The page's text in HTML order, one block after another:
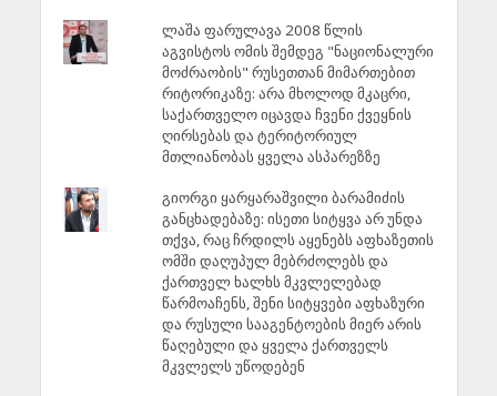
ლაშა ფარულავა 2008 წლის
აგვისტოს ომის შემდეგ "ნაციონალური
მოძრაობის" რუსეთთან მიმართებით
რიტორიკაზე: არა მხოლოდ მკაცრი,
საქართველო იცავდა ჩვენი ქვეყნის
ღირსებას და ტერიტორიულ
მთლიანობას ყველა ასპარეზზე
გიორგი ყარყარაშვილი ბარამიძის
განცხადებაზე: ისეთი სიტყვა არ უნდა
თქვა, რაც ჩრდილს აყენებს აფხაზეთის
ომში დაღუპულ მებრძოლებს და
ქართველ ხალხს მკვლელებად
წარმოაჩენს, შენი სიტყვები აფხაზური
და რუსული სააგენტოების მიერ არის
წაღებული და ყველა ქართველს
მკვლელს უწოდებენ